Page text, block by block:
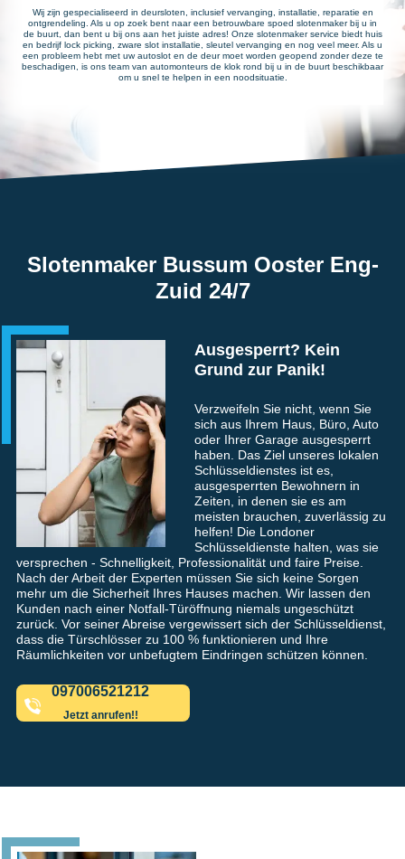
Wij zijn gespecialiseerd in deursloten, inclusief vervanging, installatie, reparatie en
ontgrendeling. Als u op zoek bent naar een betrouwbare spoed slotenmaker bij u in
de buurt, dan bent u bij ons aan het juiste adres! Onze slotenmaker service biedt huis
en bedrijf lock picking, zware slot installatie, sleutel vervanging en nog veel meer. Als u
een probleem hebt met uw autoslot en de deur moet worden geopend zonder deze te
beschadigen, is ons team van automonteurs de klok rond bij u in de buurt beschikbaar
om u snel te helpen in een noodsituatie.
Slotenmaker Bussum Ooster Eng-
Zuid 24/7
Ausgesperrt? Kein
Grund zur Panik!
Verzweifeln Sie nicht, wenn Sie
sich aus Ihrem Haus, Büro, Auto
oder Ihrer Garage ausgesperrt
haben. Das Ziel unseres lokalen
Schlüsseldienstes ist es,
ausgesperrten Bewohnern in
Zeiten, in denen sie es am
meisten brauchen, zuverlässig zu
helfen! Die Londoner
Schlüsseldienste halten, was sie
versprechen - Schnelligkeit, Professionalität und faire Preise.
Nach der Arbeit der Experten müssen Sie sich keine Sorgen
mehr um die Sicherheit Ihres Hauses machen. Wir lassen den
Kunden nach einer Notfall-Türöffnung niemals ungeschützt
zurück. Vor seiner Abreise vergewissert sich der Schlüsseldienst,
dass die Türschlösser zu 100 % funktionieren und Ihre
Räumlichkeiten vor unbefugtem Eindringen schützen können.
097006521212
Jetzt anrufen!!